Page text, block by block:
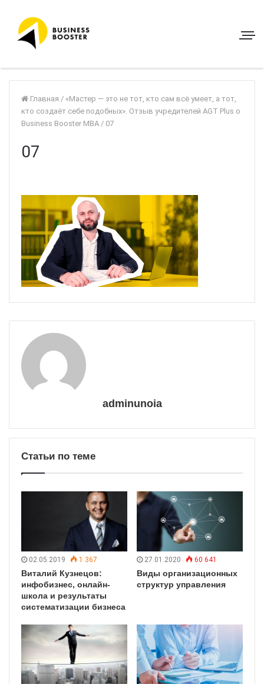
Главная / «Мастер — это не тот, кто сам всё умеет, а тот,
кто создаёт себе подобных». Отзыв учредителей AGT Plus о
Business Booster MBA / 07
07
adminunoia
Статьи по теме
02.05.2019 1 367
Виталий Кузнецов:
инфобизнес, онлайн-
школа и результаты
систематизации бизнеса
27.01.2020 60 641
Виды организационных
структур управления